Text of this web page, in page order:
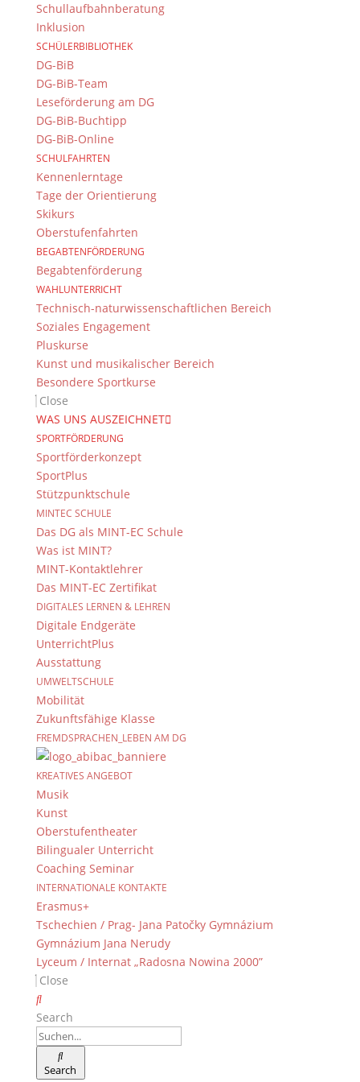
Schullaufbahnberatung
Inklusion
SCHÜLERBIBLIOTHEK
DG-BiB
DG-BiB-Team
Leseförderung am DG
DG-BiB-Buchtipp
DG-BiB-Online
SCHULFAHRTEN
Kennenlerntage
Tage der Orientierung
Skikurs
Oberstufenfahrten
BEGABTENFÖRDERUNG
Begabtenförderung
WAHLUNTERRICHT
Technisch-naturwissenschaftlichen Bereich
Soziales Engagement
Pluskurse
Kunst und musikalischer Bereich
Besondere Sportkurse
Close
WAS UNS AUSZEICHNET
SPORTFÖRDERUNG
Sportförderkonzept
SportPlus
Stützpunktschule
MINTEC SCHULE
Das DG als MINT-EC Schule
Was ist MINT?
MINT-Kontaktlehrer
Das MINT-EC Zertifikat
DIGITALES LERNEN & LEHREN
Digitale Endgeräte
UnterrichtPlus
Ausstattung
UMWELTSCHULE
Mobilität
Zukunftsfähige Klasse
FREMDSPRACHEN_LEBEN AM DG
KREATIVES ANGEBOT
Musik
Kunst
Oberstufentheater
Bilingualer Unterricht
Coaching Seminar
INTERNATIONALE KONTAKTE
Erasmus+
Tschechien / Prag- Jana Patočky Gymnázium
Gymnázium Jana Nerudy
Lyceum / Internat „Radosna Nowina 2000”
Close
Search
Search